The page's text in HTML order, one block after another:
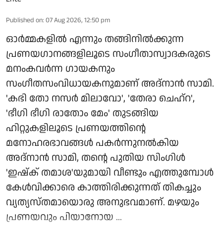
Published on: 07 Aug 2026, 12:50 pm
ഓർമ്മകളിൽ എന്നും തങ്ങിനിൽക്കുന്ന
പ്രണയഗാനങ്ങളിലൂടെ സംഗീതാസ്വാദകരുടെ
മനംകവർന്ന ഗായകനും
സംഗീതസംവിധായകനുമാണ് അദ്നാൻ സാമി.
'കഭി തോ നസർ മിലാവോ', 'തേരാ ചെഹ്റ',
'ഭീഗി ഭീഗി രാതോം മേം' തുടങ്ങിയ
ഹിറ്റുകളിലൂടെ പ്രണയത്തിന്റെ
മനോഹരഭാവങ്ങൾ പകർന്നുനൽകിയ
അദ്നാൻ സാമി, തന്റെ പുതിയ സിംഗിൾ
'ഇഷ്ക് തമാശ'യുമായി വീണ്ടും എത്തുമ്പോൾ
കേൾവിക്കാരെ കാത്തിരിക്കുന്നത് തികച്ചും
വ്യത്യസ്തമായൊരു അനുഭവമാണ്. മഴയും
പ്രണയവും പിയാനോയ ...